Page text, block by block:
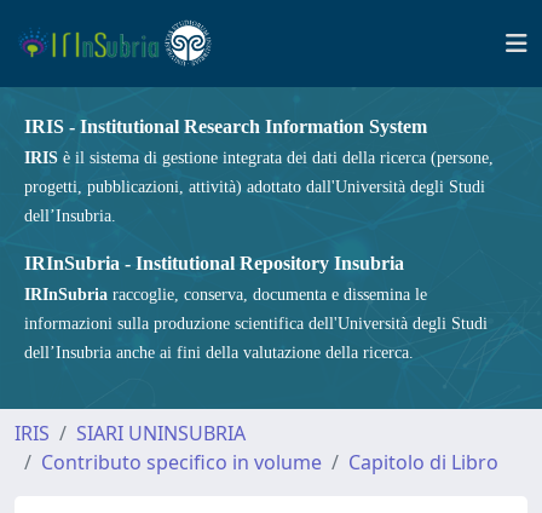
IRIS - Institutional Research Information System
IRIS è il sistema di gestione integrata dei dati della ricerca (persone,
progetti, pubblicazioni, attività) adottato dall'Università degli Studi
dell’Insubria.
IRInSubria - Institutional Repository Insubria
IRInSubria raccoglie, conserva, documenta e dissemina le
informazioni sulla produzione scientifica dell'Università degli Studi
dell’Insubria anche ai fini della valutazione della ricerca.
IRIS
SIARI UNINSUBRIA
Contributo specifico in volume
Capitolo di Libro